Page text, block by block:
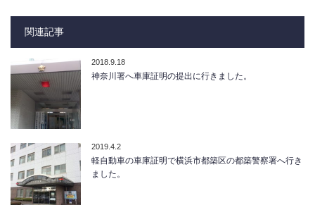
関連記事
2018.9.18
神奈川署へ車庫証明の提出に行きました。
2019.4.2
軽自動車の車庫証明で横浜市都築区の都築警察署へ行き
ました。